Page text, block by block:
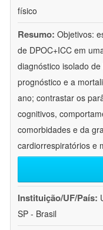
físico
Resumo: Objetivos:
de DPOC+ICC em
diagnóstico isolado
prognóstico e a
ano; contrastar os
cognitivos,
comorbidades e da
cardiorrespiratórios e
Instituição/UF/País:
SP - Brasil